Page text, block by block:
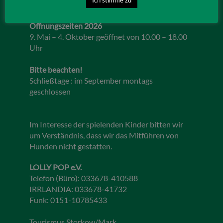
Öffnungszeiten 2026
9. Mai – 4. Oktober geöffnet von 10.00 – 18.00
Uhr
Bitte beachten!
Schließtage : im September montags
geschlossen
Im Interesse der spielenden Kinder bitten wir
um Verständnis, dass wir das Mitführen von
Hunden nicht gestatten.
LOLLY POP e.V.
Telefon (Büro): 033678-410588
IRRLANDIA: 033678-41732
Funk: 0151-10785433